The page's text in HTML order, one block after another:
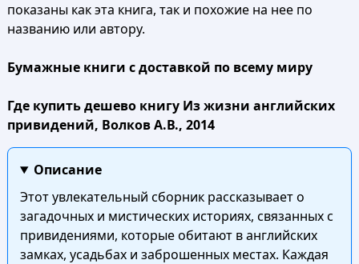
показаны как эта книга, так и похожие на нее по
названию или автору.
Бумажные книги с доставкой по всему миру
Где купить дешево книгу Из жизни английских
привидений, Волков А.В., 2014
Описание
Этот увлекательный сборник рассказывает о
загадочных и мистических историях, связанных с
привидениями, которые обитают в английских
замках, усадьбах и заброшенных местах. Каждая